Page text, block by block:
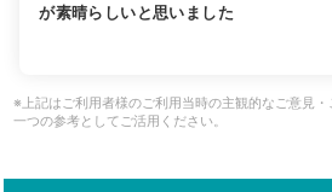
が素晴らしいと思いました
※上記はご利用者様のご利用当時の主観的なご意見・
一つの参考としてご活用ください。